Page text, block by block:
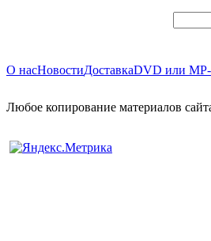
О насНовостиДоставкаDVD или
Любое копирование материалов